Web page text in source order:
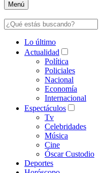
Menú
Lo último
Actualidad
Política
Policiales
Nacional
Economía
Internacional
Espectáculos
Tv
Celebridades
Música
Cine
Óscar Custodio
Deportes